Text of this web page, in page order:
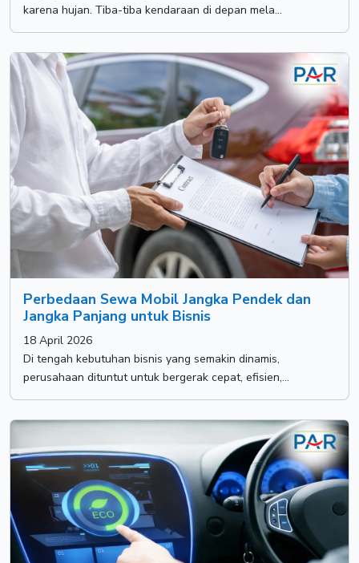
karena hujan. Tiba-tiba kendaraan di depan mela...
Perbedaan Sewa Mobil Jangka Pendek dan
Jangka Panjang untuk Bisnis
18 April 2026
Di tengah kebutuhan bisnis yang semakin dinamis,
perusahaan dituntut untuk bergerak cepat, efisien,...